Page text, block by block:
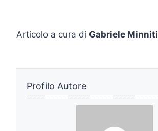
Articolo a cura di Gabriele Minniti
Profilo Autore